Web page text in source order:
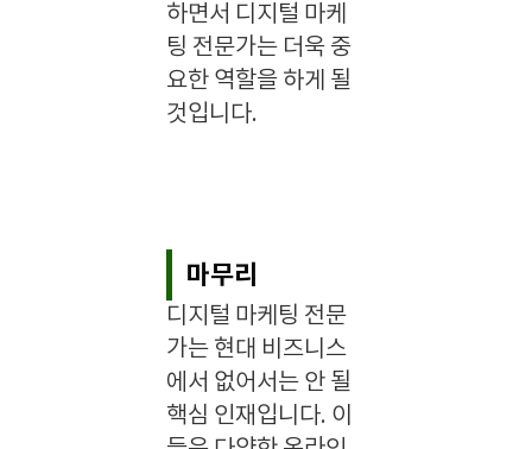
하면서 디지털 마케
팅 전문가는 더욱 중
요한 역할을 하게 될
것입니다.
마무리
디지털 마케팅 전문
가는 현대 비즈니스
에서 없어서는 안 될
핵심 인재입니다. 이